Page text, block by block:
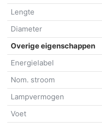
Lengte
Diameter
Overige eigenschappen
Energielabel
Nom. stroom
Lampvermogen
Voet